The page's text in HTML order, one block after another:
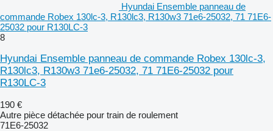
Hyundai Ensemble panneau de
commande Robex 130lc-3, R130lc3, R130w3 71e6-25032, 71 71E6-
25032 pour R130LC-3
8
Hyundai Ensemble panneau de commande Robex 130lc-3,
R130lc3, R130w3 71e6-25032, 71 71E6-25032 pour
R130LC-3
190 €
Autre pièce détachée pour train de roulement
71E6-25032